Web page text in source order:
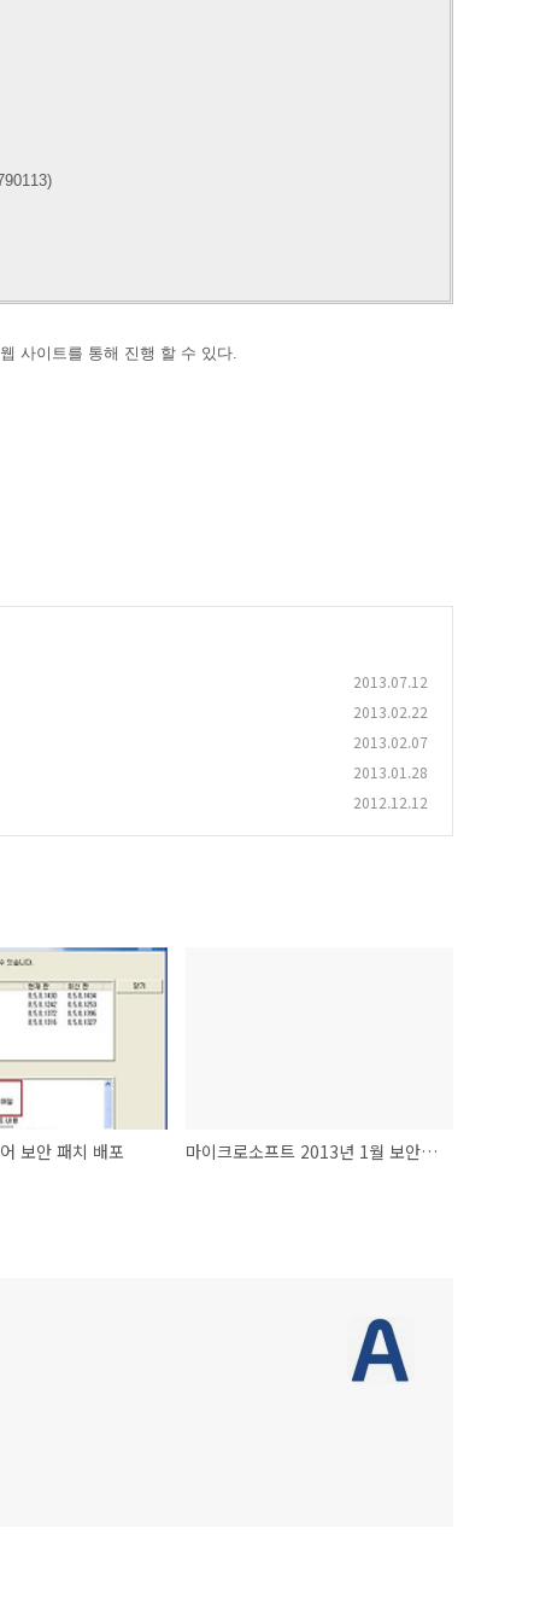
사이트를 통해 진행 할 수 있다.
2013.07.12
2013.02.22
2013.02.07
2013.01.28
2012.12.12
보안 패치 배포 마이크로소프트 2013년 1월 보안 패치 배포